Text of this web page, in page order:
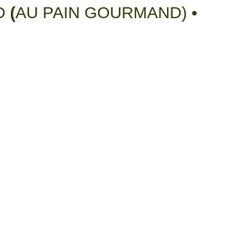
(AU PAIN GOURMAND) •